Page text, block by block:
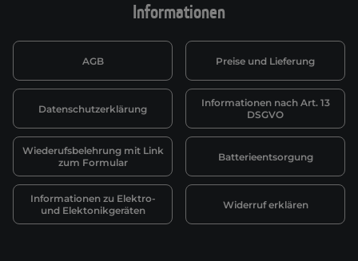
Informationen
AGB Preise und Lieferung
Datenschutzerklärung
Informationen nach Art. 13
DSGVO
Wiederufsbelehrung mit Link
zum Formular
Batterieentsorgung
Informationen zu Elektro-
und Elektonikgeräten
Widerruf erklären